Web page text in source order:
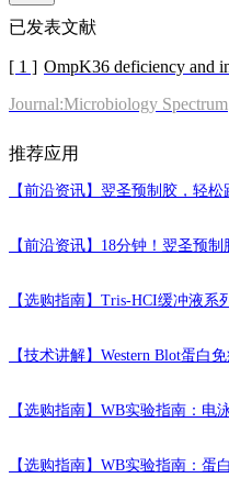
已发表文献
[ 1 ] OmpK36 deficiency and
Journal:Microbiology Spectrum
推荐应用
【前沿资讯】 翌圣预制胶，轻松
【前沿资讯】 18分钟！翌圣预
【选购指南】 Tris-HCI缓冲液系
【技术讲解】 Western Blot蛋白
【选购指南】 WB实验指南：电
【选购指南】 WB实验指南：蛋